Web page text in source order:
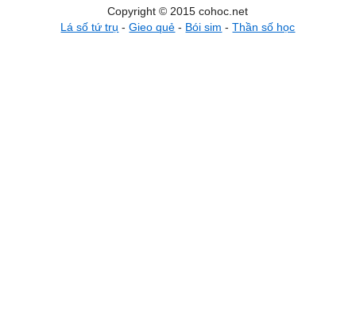
Copyright © 2015 cohoc.net
Lá số tứ trụ -Gieo quẻ - Bói sim -Thần số học